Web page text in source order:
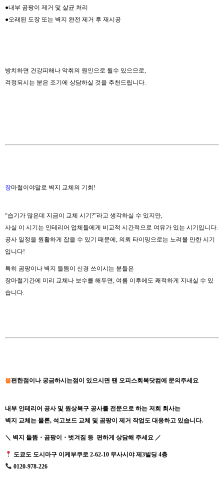
●내부 곰팡이 제거 및 살균 처리
●오래된 도장 또는 벽지 완전 제거 후 재시공
방치하면 건강피해나 악취의 원인으로 될수 있으므로,
걱정되시는 분은 조기에 상담하실 것을 추천드립니다.
장마철이야말로 벽지 교체의 기회!
“습기가 많은데 지금이 교체 시기?”라고 생각하실 수 있지만,
사실 이 시기는 인테리어 업체들에게 비교적 시간적으로 여유가 있는 시기입니다.
공사 일정을 원활하게 잡을 수 있기 때문에, 의뢰 타이밍으로는 노려볼 만한 시기
입니다!
특히 곰팡이나 벽지 들뜸이 신경 쓰이시는 분들은
장마철기간에 미리 교체나 보수를 해두면, 여름 이후에도 쾌적하게 지내실 수 있
습니다.
불편한점이나 궁금하시는점이 있으시면 땐 오피스회복닷컴에 문의주세요
내부 인테리어 공사 및 원상복구 공사를 전문으로 하는 저희 회사는
벽지 교체는 물론, 석고보드 교체 및 곰팡이 제거 작업도 대응하고 있습니다.
＼ 벽지 들뜸・곰팡이・벗겨짐 등 편하게 상담해 주세요 ／
도쿄도 도시마구 이케부쿠로 2-62-10 무사시야 제3빌딩 4층
0120-978-226